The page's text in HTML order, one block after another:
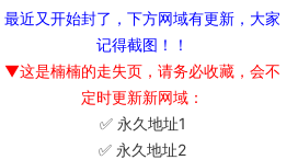
最近又开始封了，下方网域有更新，大家
记得截图！！
▼这是楠楠的走失页，请务必收藏，会不
定时更新新网域：
✅ 永久地址1
✅ 永久地址2